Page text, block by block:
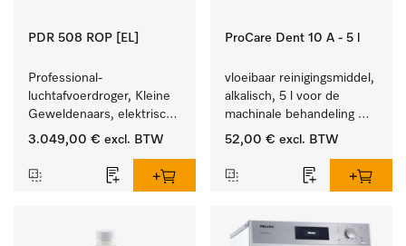
PDR 508 ROP [EL]
Professional-
luchtafvoerdroger, Kleine
Geweldenaars, elektrisch
verwarmd  met zeer korte
8 kg in 42 min.
3.049,00 € excl. BTW
ProCare Dent 10 A - 5 l
vloeibaar reinigingsmiddel,
alkalisch, 5 l voor de
machinale behandeling
van tandheelkundige
52,00 € excl. BTW